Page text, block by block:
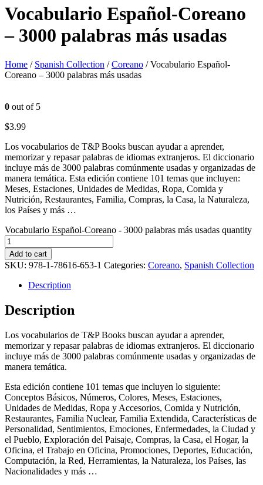
Vocabulario Español-Coreano
– 3000 palabras más usadas
Home / Spanish Collection /Coreano / Vocabulario Español-
Coreano – 3000 palabras más usadas
0 out of 5
$3.99
Los vocabularios de T&P Books buscan ayudar a aprender,
memorizar y repasar palabras de idiomas extranjeros. El diccionario
incluye más de 3000 palabras comúnmente usadas y organizadas de
manera temática. Esta edición contiene 101 temas que incluyen:
Meses, Estaciones, Unidades de Medidas, Ropa, Comida y
Nutrición, Restaurantes, Familia, Compras, la Casa, la Naturaleza,
los Países y más …
Vocabulario Español-Coreano - 3000 palabras más usadas quantity
Add to cart
SKU: 978-1-78616-653-1 Categories: Coreano, Spanish Collection
Description
Description
Los vocabularios de T&P Books buscan ayudar a aprender,
memorizar y repasar palabras de idiomas extranjeros. El diccionario
incluye más de 3000 palabras comúnmente usadas y organizadas de
manera temática.
Esta edición contiene 101 temas que incluyen lo siguiente:
Conceptos Básicos, Números, Colores, Meses, Estaciones,
Unidades de Medidas, Ropa y Accesorios, Comida y Nutrición,
Restaurantes, Familia Nuclear, Familia Extendida, Características de
Personalidad, Sentimientos, Emociones, Enfermedades, la Ciudad y
el Pueblo, Exploración del Paisaje, Compras, la Casa, el Hogar, la
Oficina, el Trabajo en Oficina, Promociones, Deportes, Educación,
Computación, la Red, Herramientas, la Naturaleza, los Países, las
Nacionalidades y más …